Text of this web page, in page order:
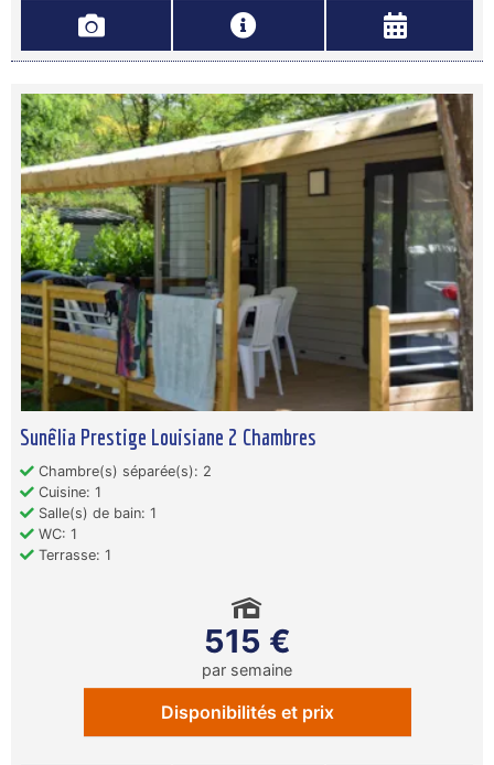
Sunêlia Prestige Louisiane 2 Chambres
Chambre(s) séparée(s): 2
Cuisine: 1
Salle(s) de bain: 1
WC: 1
Terrasse: 1
515 €
par semaine
Disponibilités et prix